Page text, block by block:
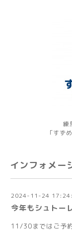
練
「すず
インフォメー
2024-11-24
今年もシュトー
11/30まではご予